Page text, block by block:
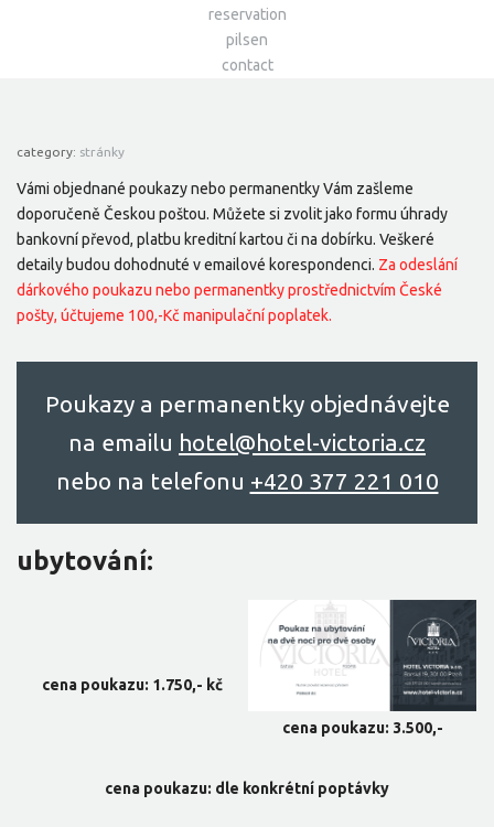
reservation
pilsen
contact
category: stránky
Vámi objednané poukazy nebo permanentky Vám zašleme
doporučeně Českou poštou. Můžete si zvolit jako formu úhrady
bankovní převod, platbu kreditní kartou či na dobírku. Veškeré
detaily budou dohodnuté v emailové korespondenci. Za odeslání
dárkového poukazu nebo permanentky prostřednictvím České
pošty, účtujeme 100,-Kč manipulační poplatek.
Poukazy a permanentky objednávejte
na emailu hоtel@hоtel-victоriа.cz
nebo na telefonu +420 377 221 010
ubytování:
cena poukazu: 1.750,- kč
cena poukazu: 3.500,-
cena poukazu: dle konkrétní poptávky